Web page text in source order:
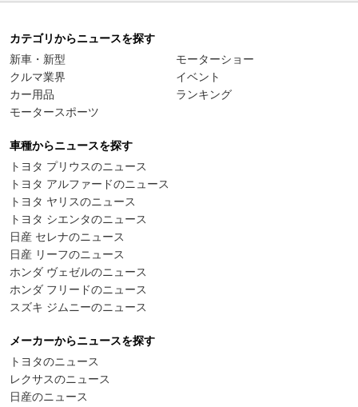
カテゴリからニュースを探す
新車・新型
クルマ業界
カー用品
モータースポーツ
モーターショー
イベント
ランキング
車種からニュースを探す
トヨタ プリウスのニュース
トヨタ アルファードのニュース
トヨタ ヤリスのニュース
トヨタ シエンタのニュース
日産 セレナのニュース
日産 リーフのニュース
ホンダ ヴェゼルのニュース
ホンダ フリードのニュース
スズキ ジムニーのニュース
メーカーからニュースを探す
トヨタのニュース
レクサスのニュース
日産のニュース